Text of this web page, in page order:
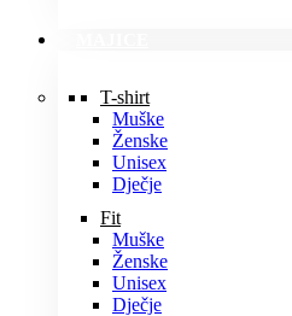
T-shirt
Muške
Ženske
Unisex
Dječje
Fit
Muške
Ženske
Unisex
Dječje